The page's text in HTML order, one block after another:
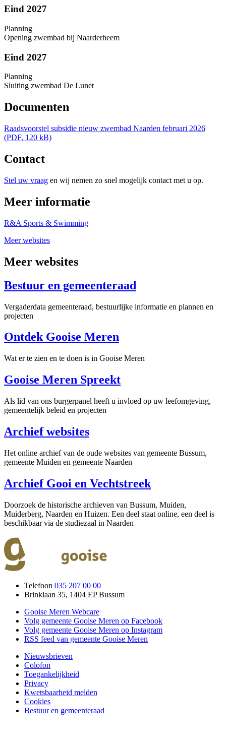
Eind 2027
Planning
Opening zwembad bij Naarderheem
Eind 2027
Planning
Sluiting zwembad De Lunet
Documenten
Raadsvoorstel subsidie nieuw zwembad Naarden februari 2026
(PDF, 120 kB)
Contact
Stel uw vraag en wij nemen zo snel mogelijk contact met u op.
Meer informatie
R&A Sports & Swimming
Meer websites
Meer websites
Bestuur en gemeenteraad
Vergaderdata gemeenteraad, bestuurlijke informatie en plannen en
projecten
Ontdek Gooise Meren
Wat er te zien en te doen is in Gooise Meren
Gooise Meren Spreekt
Als lid van ons burgerpanel heeft u invloed op uw leefomgeving,
gemeentelijk beleid en projecten
Archief websites
Het online archief van de oude websites van gemeente Bussum,
gemeente Muiden en gemeente Naarden
Archief Gooi en Vechtstreek
Doorzoek de historische archieven van Bussum, Muiden,
Muiderberg, Naarden en Huizen. Een deel staat online, een deel is
beschikbaar via de studiezaal in Naarden
Telefoon 035 207 00 00
Brinklaan 35, 1404 EP Bussum
Gooise Meren Webcare
Volg gemeente Gooise Meren op Facebook
Volg gemeente Gooise Meren op Instagram
RSS feed van gemeente Gooise Meren
Nieuwsbrieven
Colofon
Toegankelijkheid
Privacy
Kwetsbaarheid melden
Cookies
Bestuur en gemeenteraad